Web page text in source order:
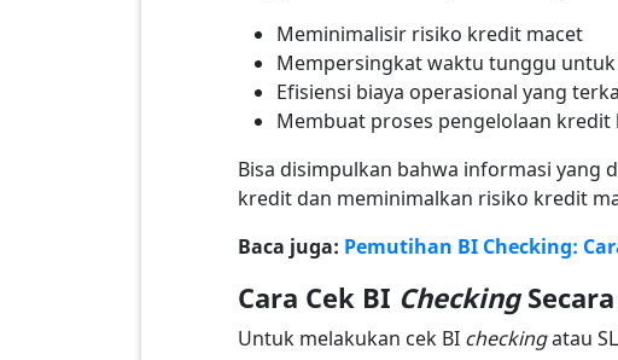
Meminimalisir risiko kredit macet
Mempersingkat waktu tunggu
Efisiensi biaya operasional yang
Membuat proses pengelolaan kredit
Bisa disimpulkan bahwa informasi yang
kredit dan meminimalkan risiko kredit
Baca juga: Pemutihan BI Checking:
Cara Cek BI Checking Secara
Untuk melakukan cek BI checkingatau